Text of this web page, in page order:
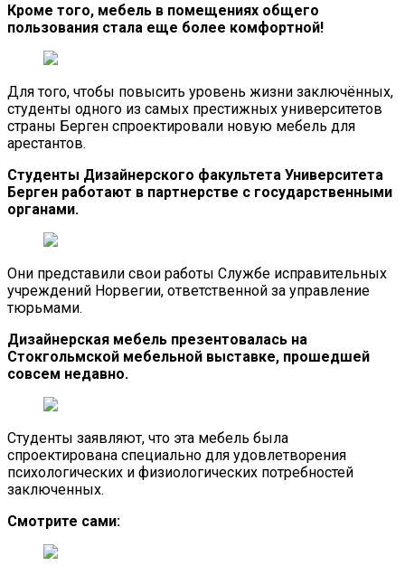
Кроме того, мебель в помещениях общего
пользования стала еще более комфортной!
Для того, чтобы повысить уровень жизни заключённых,
студенты одного из самых престижных университетов
страны Берген спроектировали новую мебель для
арестантов.
Студенты Дизайнерского факультета Университета
Берген работают в партнерстве с государственными
органами.
Они представили свои работы Службе исправительных
учреждений Норвегии, ответственной за управление
тюрьмами.
Дизайнерская мебель презентовалась на
Стокгольмской мебельной выставке, прошедшей
совсем недавно.
Студенты заявляют, что эта мебель была
спроектирована специально для удовлетворения
психологических и физиологических потребностей
заключенных.
Смотрите сами: